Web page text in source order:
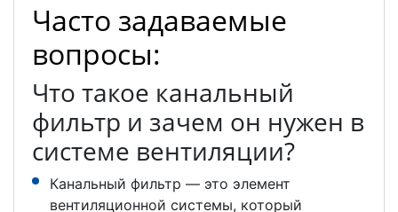
Часто задаваемые
вопросы:
Что такое канальный
фильтр и зачем он нужен в
системе вентиляции?
Канальный фильтр — это элемент
вентиляционной системы, который